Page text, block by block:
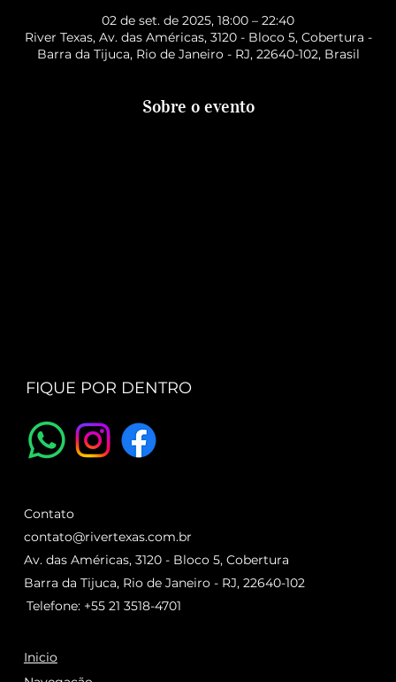
02 de set. de 2025, 18:00 – 22:40
River Texas, Av. das Américas, 3120 - Bloco 5, Cobertura -
Barra da Tijuca, Rio de Janeiro - RJ, 22640-102, Brasil
Sobre o evento
FIQUE POR DENTRO
Inicio
Contato
contato@rivertexas.com.br
Telefone: +55 21 3518-4701
Av. das Américas, 3120 - Bloco 5, Cobertura
Barra da Tijuca, Rio de Janeiro - RJ, 22640-102